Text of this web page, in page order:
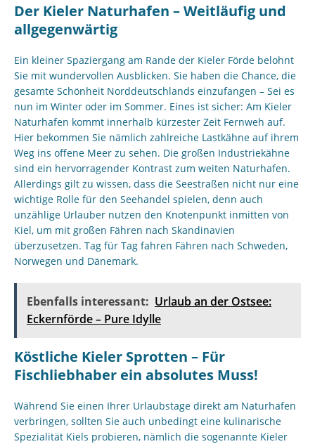
Der Kieler Naturhafen – Weitläufig und
allgegenwärtig
Ein kleiner Spaziergang am Rande der Kieler Förde belohnt
Sie mit wundervollen Ausblicken. Sie haben die Chance, die
gesamte Schönheit Norddeutschlands einzufangen – Sei es
nun im Winter oder im Sommer. Eines ist sicher: Am Kieler
Naturhafen kommt innerhalb kürzester Zeit Fernweh auf.
Hier bekommen Sie nämlich zahlreiche Lastkähne auf ihrem
Weg ins offene Meer zu sehen. Die großen Industriekähne
sind ein hervorragender Kontrast zum weiten Naturhafen.
Allerdings gilt zu wissen, dass die Seestraßen nicht nur eine
wichtige Rolle für den Seehandel spielen, denn auch
unzählige Urlauber nutzen den Knotenpunkt inmitten von
Kiel, um mit großen Fähren nach Skandinavien
überzusetzen. Tag für Tag fahren Fähren nach Schweden,
Norwegen und Dänemark.
Ebenfalls interessant: Urlaub an der Ostsee:
Eckernförde – Pure Idylle
Köstliche Kieler Sprotten – Für
Fischliebhaber ein absolutes Muss!
Während Sie einen Ihrer Urlaubstage direkt am Naturhafen
verbringen, sollten Sie auch unbedingt eine kulinarische
Spezialität Kiels probieren, nämlich die sogenannte Kieler